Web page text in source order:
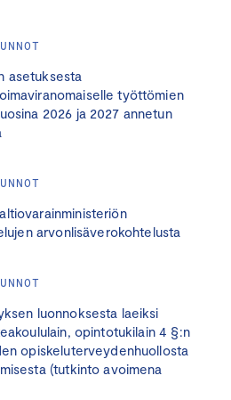
asetuksesta
työttömien
2026 ja 2027 annetun
arvonlisäverokohtelusta
luonnoksesta laeiksi
opintotukilain 4 §:n
opiskeluterveydenhuollosta
(tutkinto avoimena